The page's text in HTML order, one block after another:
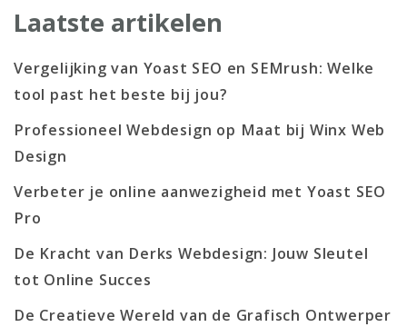
Laatste artikelen
Vergelijking van Yoast SEO en SEMrush: Welke
tool past het beste bij jou?
Professioneel Webdesign op Maat bij Winx Web
Design
Verbeter je online aanwezigheid met Yoast SEO
Pro
De Kracht van Derks Webdesign: Jouw Sleutel
tot Online Succes
De Creatieve Wereld van de Grafisch Ontwerper